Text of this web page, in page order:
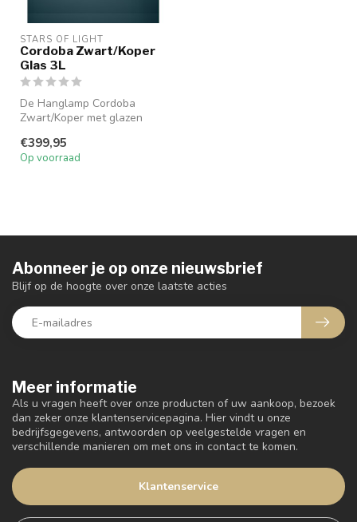
STARS OF LIGHT
Cordoba Zwart/Koper
Glas 3L
De Hanglamp Cordoba
Zwart/Koper met glazen
stijlvolle...
€399,95
Op voorraad
Meer informatie
Als u vragen heeft over onze producten of uw aankoop, bezoek
dan zeker onze klantenservicepagina. Hier vindt u onze
bedrijfsgegevens, antwoorden op veelgestelde vragen en
verschillende manieren om met ons in contact te komen.
Klantenservice
Abonneer je op onze nieuwsbrief
Blijf op de hoogte over onze laatste acties